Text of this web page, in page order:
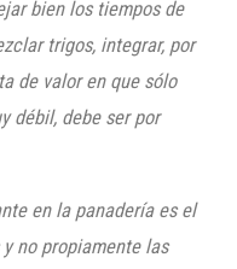
bien los tiempos de
trigos, integrar, por
de valor en que sólo
débil, debe ser por
en la panadería es el
no propiamente las